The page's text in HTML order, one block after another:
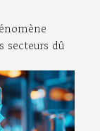
dû